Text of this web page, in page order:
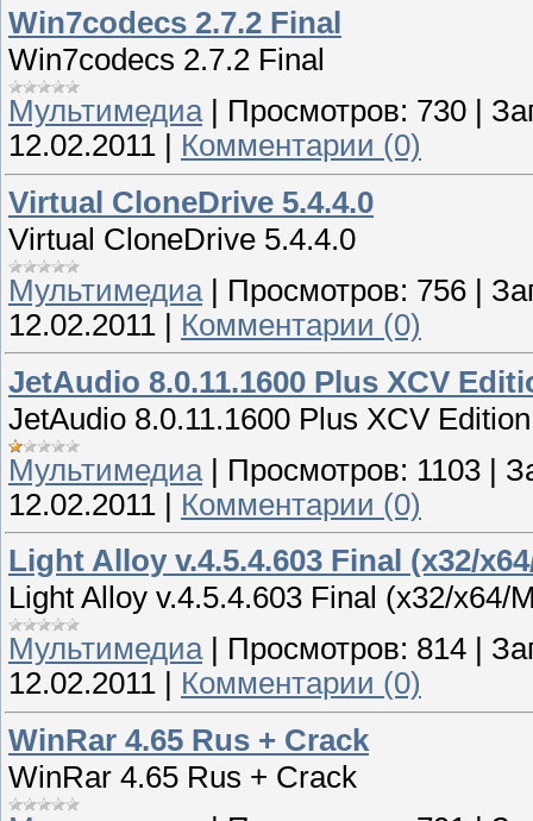
Win7codecs 2.7.2 Final
Win7codecs 2.7.2 Final
Мультимедиа| Просмотров: 730
12.02.2011
Комментарии (0)
Virtual CloneDrive 5.4.4.0
Virtual CloneDrive 5.4.4.0
Мультимедиа| Просмотров: 756
12.02.2011
Комментарии (0)
JetAudio 8.0.11.1600 Plus XCV
JetAudio 8.0.11.1600 Plus XCV
Мультимедиа | Просмотров: 1103 |
12.02.2011 | Комментарии (0)
Light Alloy v.4.5.4.603 Final (x32/
Light Alloy v.4.5.4.603 Final (x32/x64/
Мультимедиа| Просмотров: 814
12.02.2011
Комментарии (0)
WinRar 4.65 Rus + Crack
WinRar 4.65 Rus + Crack